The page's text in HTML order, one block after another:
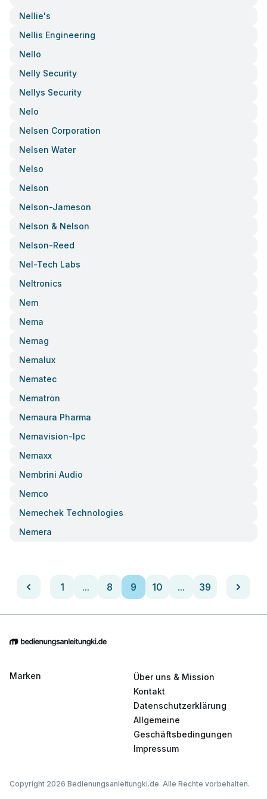
Nellie's
Nellis Engineering
Nello
Nelly Security
Nellys Security
Nelo
Nelsen Corporation
Nelsen Water
Nelso
Nelson
Nelson-Jameson
Nelson & Nelson
Nelson-Reed
Nel-Tech Labs
Neltronics
Nem
Nema
Nemag
Nemalux
Nematec
Nematron
Nemaura Pharma
Nemavision-Ipc
Nemaxx
Nembrini Audio
Nemco
Nemechek Technologies
Nemera
1 ... 8 9 10 ... 39
Marken
Über uns & Mission
Kontakt
Datenschutzerklärung
Allgemeine
Geschäftsbedingungen
Impressum
Copyright 2026 Bedienungsanleitungki.de. Alle Rechte vorbehalten.